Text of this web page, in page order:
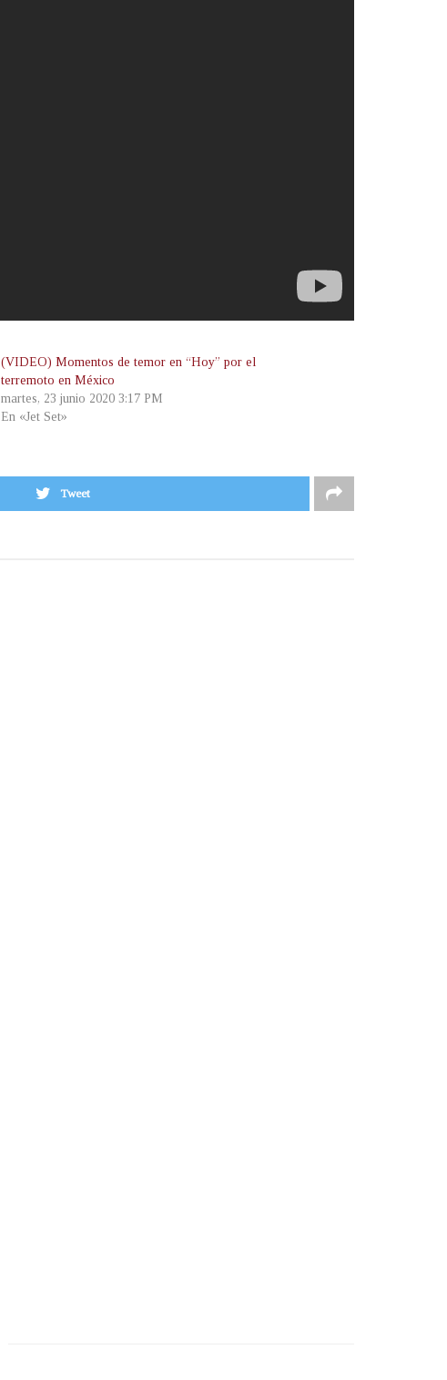
(VIDEO) Momentos de temor en “Hoy” por el
terremoto en México
martes, 23 junio 2020 3:17 PM
En «Jet Set»
Tweet